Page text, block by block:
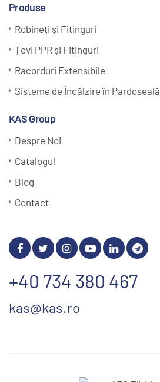
Produse
Robineți și Fitinguri
Țevi PPR și Fitinguri
Racorduri Extensibile
Sisteme de Încălzire în Pardoseală
KAS Group
Despre Noi
Catalogul
Blog
Contact
+40 734 380 467
kas@kas.ro